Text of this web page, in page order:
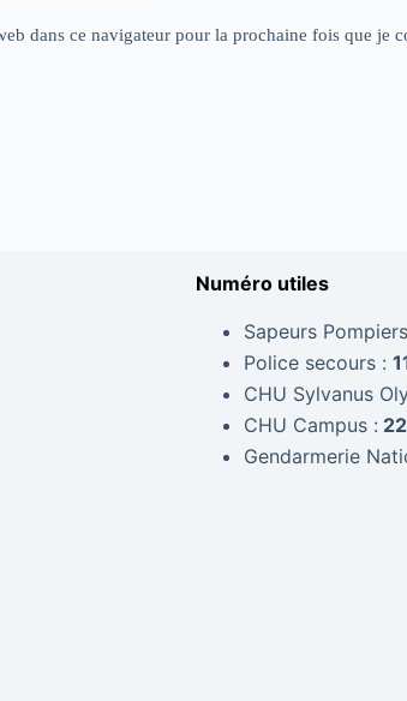
dans ce navigateur pour la prochaine fois que je
Numéro utiles
Sapeurs
Police secours :
CHU Sylvanus
CHU Campus :
Gendarmerie